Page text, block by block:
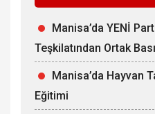
Manisa’da YENİ
Teşkilatından Ortak
Manisa’da Hayvan
Eğitimi